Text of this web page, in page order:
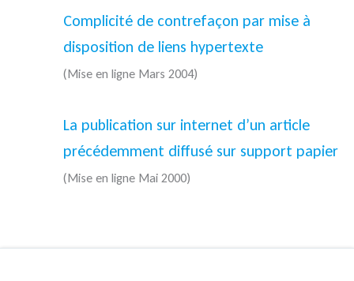
Complicité de contrefaçon par mise à
disposition de liens hypertexte
(Mise en ligne Mars 2004)
La publication sur internet d’un article
précédemment diffusé sur support papier
(Mise en ligne Mai 2000)